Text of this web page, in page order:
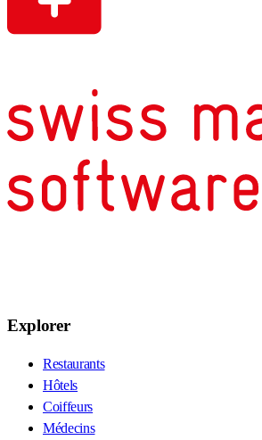
Explorer
Restaurants
Hôtels
Coiffeurs
Médecins